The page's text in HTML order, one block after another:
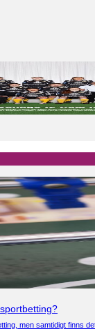
men samtidigt finns